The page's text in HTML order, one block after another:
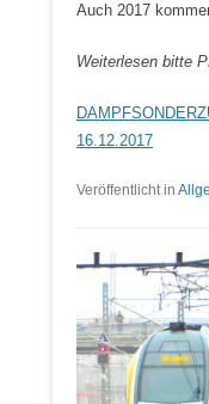
Auch 2017
Weiterlesen bitte
16.12.2017
Veröffentlicht in